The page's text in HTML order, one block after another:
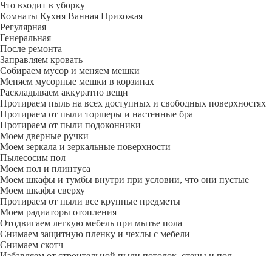
Что входит в уборку
Регу­лярная
Гене­ральная
После ремонта
Заправляем кровать
Собираем мусор и меняем мешки
Меняем мусорные мешки в корзинах
Раскладываем аккуратно вещи
Протираем пыль на всех доступных и свободных поверхностях
Протираем от пыли торшеры и настенные бра
Протираем от пыли подоконники
Моем дверные ручки
Моем зеркала и зеркальные поверхности
Пылесосим пол
Моем пол и плинтуса
Моем шкафы и тумбы внутри при условии, что они пустые
Моем шкафы сверху
Протираем от пыли все крупные предметы
Моем радиаторы отопления
Отодвигаем легкую мебель при мытье пола
Снимаем защитную пленку и чехлы с мебели
Снимаем скотч